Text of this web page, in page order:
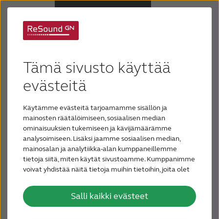
Tämä sivusto käyttää
evästeitä
Käytämme evästeitä tarjoamamme sisällön ja
mainosten räätälöimiseen, sosiaalisen median
ominaisuuksien tukemiseen ja kävijämäärämme
analysoimiseen. Lisäksi jaamme sosiaalisen median,
mainosalan ja analytiikka-alan kumppaneillemme
tietoja siitä, miten käytät sivustoamme. Kumppanimme
voivat yhdistää näitä tietoja muihin tietoihin, joita olet
heidän palvelujaan.
Salli kaikki evästeet
Kuulonalenema
Tuki & huolto
Miksi ReSound
Blogi
OTA YHTEYTTÄ
konduktiivinen
kuulonalenema?
konduktiivisen kuulonaleneman aiheuttaa
ongelma ulko- tai välikorvassa. Syynä voi olla
vahatukos ulkokorvassa. Audionomi korjaa
ongelman nopeasti. Konduktiivisen
mahdollisesti pysyvä sairaus. Silloin ääntä on
vahvistettava teknisesti.